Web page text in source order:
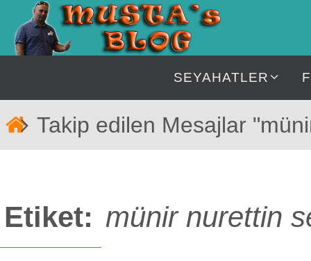
İçeriğe
geç
SEYAHATLER
Takip edilen Mesajlar
Etiket: münir nurettin